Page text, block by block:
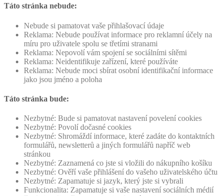
Táto stránka nebude:
Nebude si pamatovat vaše přihlašovací údaje
Reklama: Nebude používat informace pro reklamní účely na
míru pro uživatele spolu se třetími stranami
Reklama: Nepovolí vám spojení se sociálními sítěmi
Reklama: Neidentifikuje zařízení, které používáte
Reklama: Nebude moci sbírat osobní identifikační informace
jako jsou jméno a poloha
Táto stránka bude:
Nezbytné: Bude si pamatovat nastavení povelení cookies
Nezbytné: Povolí dočasné cookies
Nezbytné: Shromáždí informace, které zadáte do kontaktních
formulářů, newsletterů a jiných formulářů napříč web
stránkou
Nezbytné: Zaznamená co jste si vložili do nákupního košíku
Nezbytné: Ověří vaše přihlášení do vašeho uživatelského účtu
Nezbytné: Zapamatuje si jazyk, který jste si vybrali
Funkcionalita: Zapamatuje si vaše nastavení sociálních médií